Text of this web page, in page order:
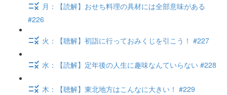
月：【読解】おせち料理の具材には全部意味がある
#226
火：【聴解】初詣に行っておみくじを引こう！ #227
水：【読解】定年後の人生に趣味なんていらない #228
木：【聴解】東北地方はこんなに大きい！ #229